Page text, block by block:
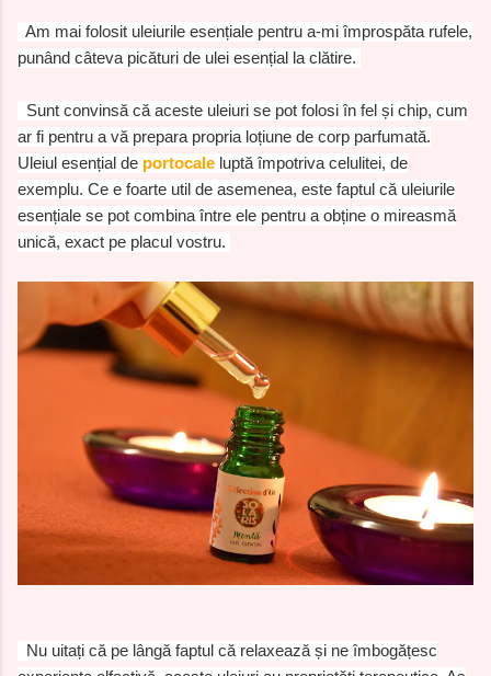
Am mai folosit uleiurile esențiale pentru a-mi împrospăta rufele,
punând câteva picături de ulei esențial la clătire.
Sunt convinsă că aceste uleiuri se pot folosi în fel și chip, cum
ar fi pentru a vă prepara propria loțiune de corp parfumată.
Uleiul esențial de portocale luptă împotriva celulitei, de
exemplu. Ce e foarte util de asemenea, este faptul că uleiurile
esențiale se pot combina între ele pentru a obține o mireasmă
unică, exact pe placul vostru.
Nu uitați că pe lângă faptul că relaxează și ne îmbogățesc